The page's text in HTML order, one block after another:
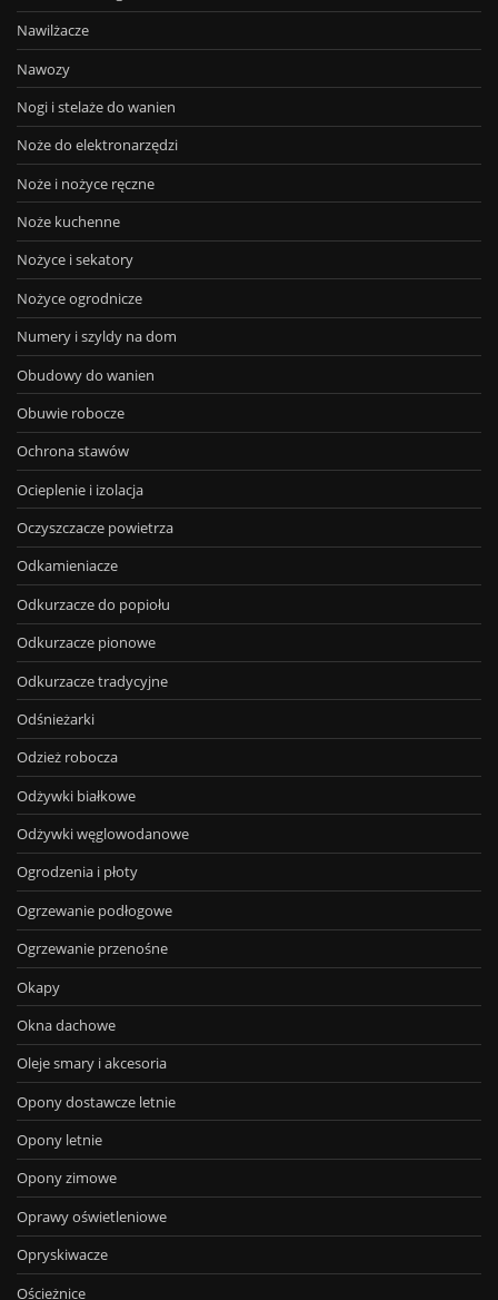
Nawilżacze
Nawozy
Nogi i stelaże do wanien
Noże do elektronarzędzi
Noże i nożyce ręczne
Noże kuchenne
Nożyce i sekatory
Nożyce ogrodnicze
Numery i szyldy na dom
Obudowy do wanien
Obuwie robocze
Ochrona stawów
Ocieplenie i izolacja
Oczyszczacze powietrza
Odkamieniacze
Odkurzacze do popiołu
Odkurzacze pionowe
Odkurzacze tradycyjne
Odśnieżarki
Odzież robocza
Odżywki białkowe
Odżywki węglowodanowe
Ogrodzenia i płoty
Ogrzewanie podłogowe
Ogrzewanie przenośne
Okapy
Okna dachowe
Oleje smary i akcesoria
Opony dostawcze letnie
Opony letnie
Opony zimowe
Oprawy oświetleniowe
Opryskiwacze
Ościeżnice